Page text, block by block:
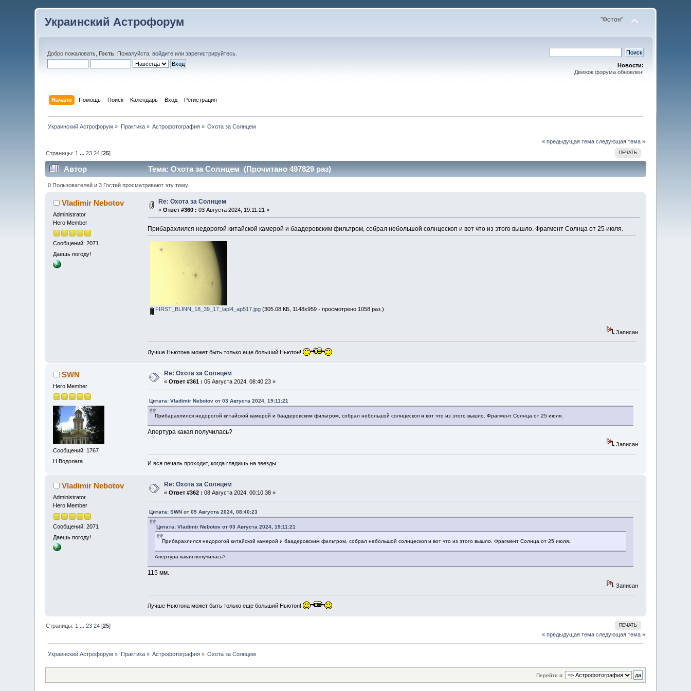
Украинский Астрофорум "Фотон"
Добро пожаловать,Гость . Пожалуйста,войдите илизарегистрируйтесь
Новости:
Движок форума обновлен!
Начало Помощь Поиск Календарь Вход Регистрация
Украинский Астрофорум » Практика» Астрофотография » Охота за Солнцем
« предыдущая тема следующая тема »
ПЕЧАТЬ
Страницы: 1 ...23 24 [25]
Автор Тема: Охота за Солнцем (Прочитано 497829 раз)
0 Пользователей и 3 Гостей просматривают эту тему.
Vladimir Nebotov
Administrator
Hero Member
Сообщений: 2071
Даешь погоду!
Re: Охота за Солнцем
«Ответ #360 : 03 Августа 2024, 19:11:21 »
Прибарахлился недорогой китайской камерой и баадеровским фильтром, собрал небольшой солнцескоп и вот что из этого вышло. Фрагмент Солнца от 25 июля.
FIRST_BLINN_18_39_17_lapl4_ap517.jpg (305.08 КБ, 1148x959 - просмотрено 1058 раз.)
Записан
Лучше Ньютона может быть только еще больший Ньютон!
SWN
Hero Member
Сообщений: 1767
Н.Водолага
Re: Охота за Солнцем
«Ответ #361 : 05 Августа 2024, 08:40:23 »
Цитата: Vladimir Nebotov от 03 Августа 2024, 19:11:21
Прибарахлился недорогой китайской камерой и баадеровским фильтром, собрал небольшой солнцескоп и вот что из этого вышло. Фрагмент Солнца от 25 июля.
Апертура какая получилась?
Записан
И вся печаль проходит, когда глядишь на звезды
Vladimir Nebotov
Administrator
Hero Member
Сообщений: 2071
Даешь погоду!
Re: Охота за Солнцем
«Ответ #362 : 08 Августа 2024, 00:10:38 »
Цитата: SWN от 05 Августа 2024, 08:40:23
Цитата: Vladimir Nebotov от 03 Августа 2024, 19:11:21
Прибарахлился недорогой китайской камерой и баадеровским фильтром, собрал небольшой солнцескоп и вот что из этого вышло. Фрагмент Солнца от 25 июля.
Апертура какая получилась?
115 мм.
Записан
Лучше Ньютона может быть только еще больший Ньютон!
ПЕЧАТЬ
Страницы: 1 ...23 24 [25]
« предыдущая тема следующая тема »
Украинский Астрофорум » Практика» Астрофотография » Охота за Солнцем
Перейти в: